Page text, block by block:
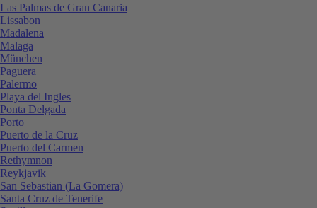
Las Palmas de Gran Canaria
Lissabon
Madalena
Malaga
München
Paguera
Palermo
Playa del Ingles
Ponta Delgada
Porto
Puerto de la Cruz
Puerto del Carmen
Rethymnon
Reykjavik
San Sebastian (La Gomera)
Santa Cruz de Tenerife